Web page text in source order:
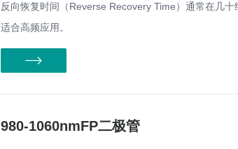
反向恢复时间（Reverse Recovery Time）通常在几
适合高频应用。
980-1060nmFP二极管